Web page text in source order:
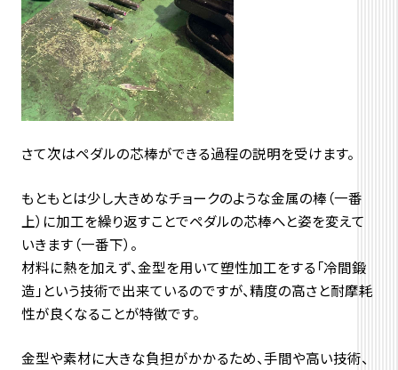
さて次はペダルの芯棒ができる過程の説明を受けます。
もともとは少し大きめなチョークのような金属の棒（一番
上）に加工を繰り返すことでペダルの芯棒へと姿を変えて
いきます（一番下）。
材料に熱を加えず、金型を用いて塑性加工をする「冷間鍛
造」という技術で出来ているのですが、精度の高さと耐摩耗
性が良くなることが特徴です。
金型や素材に大きな負担がかかるため、手間や高い技術、